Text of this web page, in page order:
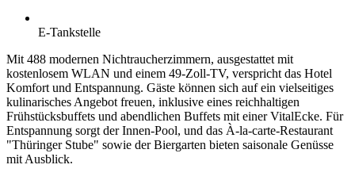
E-Tankstelle
Mit 488 modernen Nichtraucherzimmern, ausgestattet mit
kostenlosem WLAN und einem 49-Zoll-TV, verspricht das Hotel
Komfort und Entspannung. Gäste können sich auf ein vielseitiges
kulinarisches Angebot freuen, inklusive eines reichhaltigen
Frühstücksbuffets und abendlichen Buffets mit einer VitalEcke. Für
Entspannung sorgt der Innen-Pool, und das À-la-carte-Restaurant
"Thüringer Stube" sowie der Biergarten bieten saisonale Genüsse
mit Ausblick.